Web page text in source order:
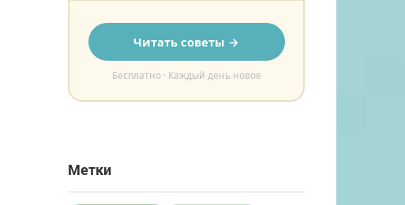
Читать советы →
Бесплатно · Каждый день новое
Метки